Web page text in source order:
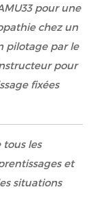
pour une
chez un
pilotage par le
pour
fixées
les
et
situations